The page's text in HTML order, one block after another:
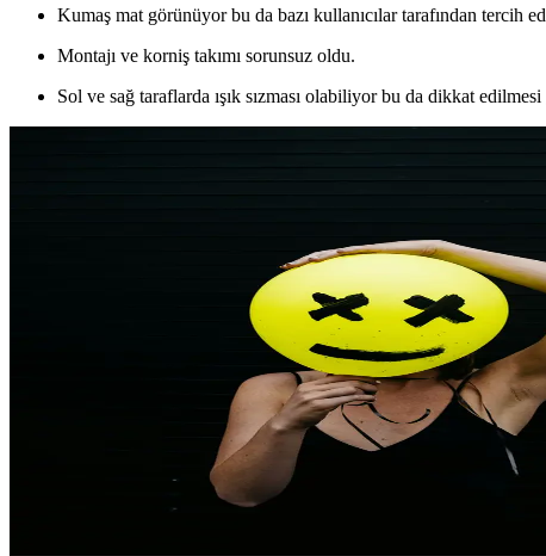
Kumaş mat görünüyor bu da bazı kullanıcılar tarafından tercih
Montajı ve korniş takımı sorunsuz oldu.
Sol ve sağ taraflarda ışık sızması olabiliyor bu da dikkat